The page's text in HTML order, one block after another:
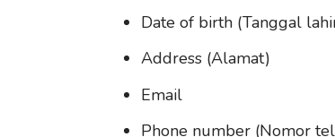
Date of birth (Tanggal
Address (Alamat)
Email
Phone number (Nomor